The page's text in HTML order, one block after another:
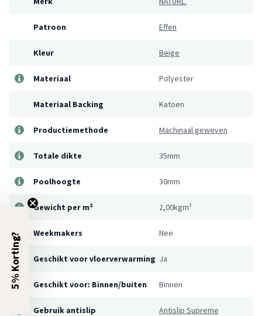
Patroon Effen
Kleur Beige
Materiaal Polyester
Materiaal Backing Katoen
Productiemethode Machinaal geweven
Totale dikte 35mm
Poolhoogte 30mm
Gewicht per m² 2,00kgm²
Weekmakers Nee
Geschikt voor vloerverwarming Ja
Geschikt voor: Binnen/buiten Binnen
Gebruik antislip Antislip Supreme
5% Korting?